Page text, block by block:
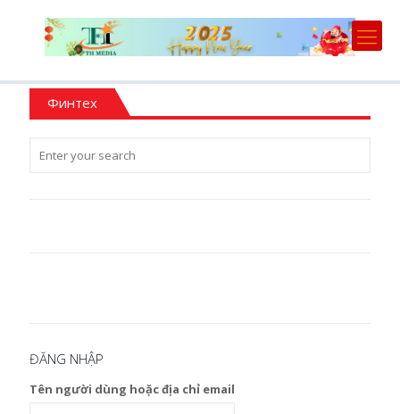
Финтех
ĐĂNG NHẬP
Tên người dùng hoặc địa chỉ email